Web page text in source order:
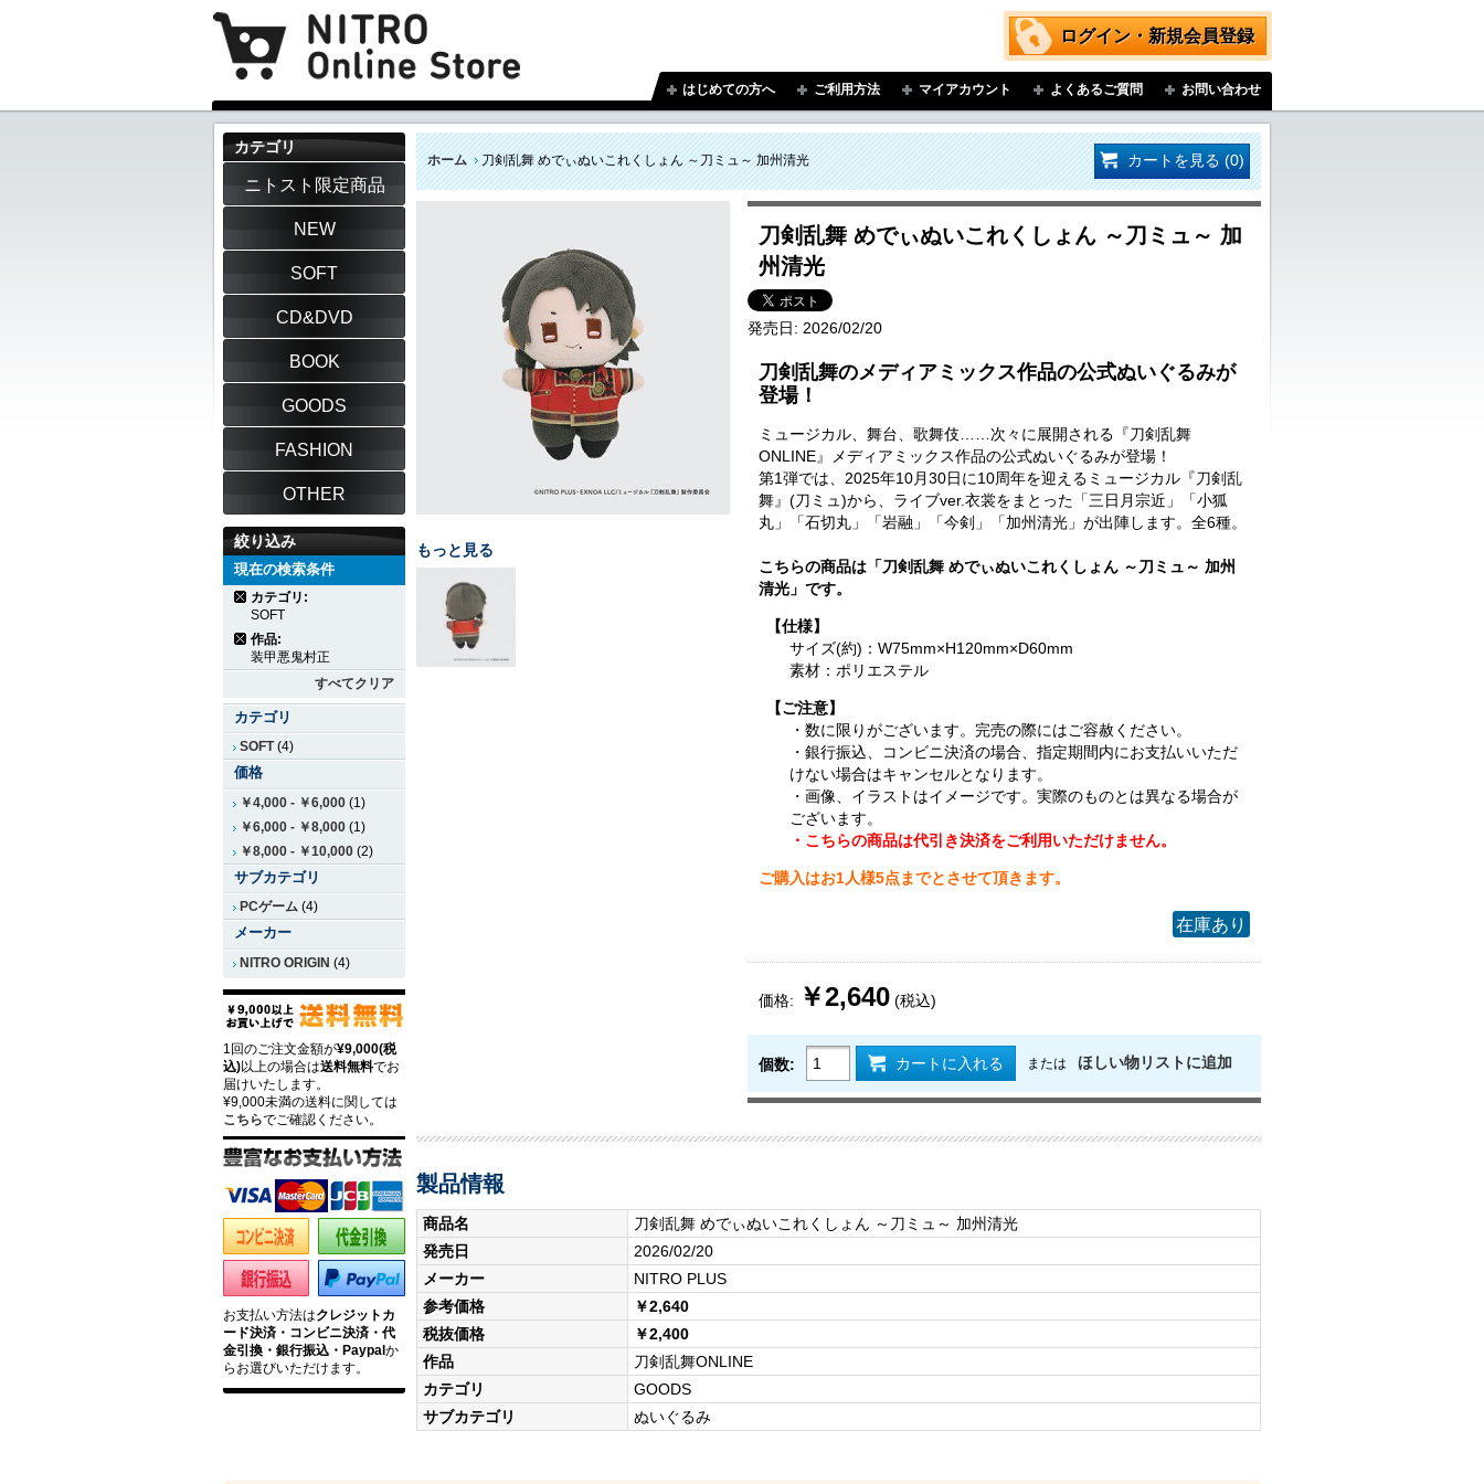
ログイン・新規会員登録
はじめての方へ ご利用方法 マイアカウント よくあるご質問 お問い合わせ
ホーム 刀剣乱舞 めでぃぬいこれくしょん ～刀ミュ～ 加州清光 カートを見る (0)
刀剣乱舞 めでぃぬいこれくしょん ～刀ミュ～ 加
州清光
発売日: 2026/02/20
刀剣乱舞のメディアミックス作品の公式ぬいぐるみが
登場！
ミュージカル、舞台、歌舞伎……次々に展開される『刀剣乱舞
ONLINE』メディアミックス作品の公式ぬいぐるみが登場！
第1弾では、2025年10月30日に10周年を迎えるミュージカル『刀剣乱
舞』(刀ミュ)から、ライブver.衣裳をまとった「三日月宗近」「小狐
丸」「石切丸」「岩融」「今剣」「加州清光」が出陣します。全6種。
こちらの商品は「刀剣乱舞 めでぃぬいこれくしょん ～刀ミュ～ 加州
清光」です。
【仕様】
サイズ(約)：W75mm×H120mm×D60mm
素材：ポリエステル
【ご注意】
・数に限りがございます。完売の際にはご容赦ください。
・銀行振込、コンビニ決済の場合、指定期間内にお支払いいただ
けない場合はキャンセルとなります。
・画像、イラストはイメージです。実際のものとは異なる場合が
ございます。
・こちらの商品は代引き決済をご利用いただけません。
ご購入はお1人様5点までとさせて頂きます。
在庫あり
価格: ￥2,640 (税込)
個数: カートに入れる または ほしい物リストに追加
もっと見る
製品情報
商品名
刀剣乱舞 めでぃぬいこれくしょん ～刀ミュ～ 加州清光
発売日
2026/02/20
メーカー
NITRO PLUS
参考価格
￥2,640
税抜価格
￥2,400
作品
刀剣乱舞ONLINE
カテゴリ
GOODS
サブカテゴリ
ぬいぐるみ
カテゴリ
ニトスト限定商品
NEW
SOFT
CD&DVD
BOOK
GOODS
FASHION
OTHER
絞り込み
現在の検索条件
カテゴリ:
SOFT
作品:
装甲悪鬼村正
すべてクリア
カテゴリ
SOFT(4)
価格
￥4,000 - ￥6,000 (1)
￥6,000 - ￥8,000 (1)
￥8,000 - ￥10,000 (2)
サブカテゴリ
PCゲーム (4)
メーカー
NITRO ORIGIN (4)
1回のご注文金額が¥9,000(税
込)以上の場合は送料無料でお
届けいたします。
¥9,000未満の送料に関しては
こちらでご確認ください。
お支払い方法はクレジットカ
ード決済・コンビニ決済・代
金引換・銀行振込・Paypalか
らお選びいただけます。